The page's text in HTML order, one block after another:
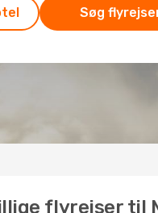
Søg
flyrejser til